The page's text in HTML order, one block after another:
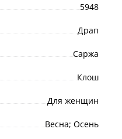
5948
Драп
Саржа
Клош
Для женщин
Весна; Осень